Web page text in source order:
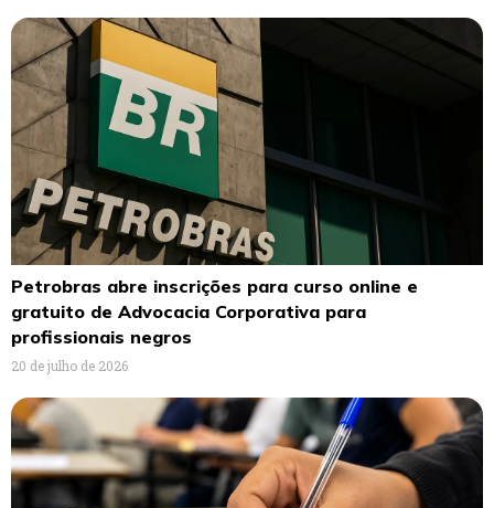
Petrobras abre inscrições para curso online e
gratuito de Advocacia Corporativa para
profissionais negros
20 de julho de 2026